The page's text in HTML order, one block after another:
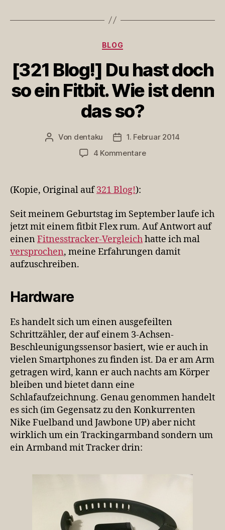
Kategorien
BLOG
[321 Blog!] Du hast doch
so ein Fitbit. Wie ist denn
das so?
Beitragsautor
Von dentaku Veröffentlichungsdatum
1. Februar 2014
4 Kommentarezu
doch
so
ein
Fitbit.
Wie
(Kopie, Original auf321 Blog!):
Seit meinem Geburtstag im September laufe ich
jetzt mit einem fitbit Flex rum. Auf Antwort auf
einen Fitnesstracker-Vergleichhatte ich mal
versprochen, meine Erfahrungen damit
aufzuschreiben.
Hardware
Es handelt sich um einen ausgefeilten
Schrittzähler, der auf einem 3-Achsen-
Beschleunigungssensor basiert, wie er auch in
vielen Smartphones zu finden ist. Da er am Arm
getragen wird, kann er auch nachts am Körper
bleiben und bietet dann eine
Schlafaufzeichnung. Genau genommen handelt
es sich (im Gegensatz zu den Konkurrenten
Nike Fuelband und Jawbone UP) aber nicht
wirklich um ein Trackingarmband sondern um
ein Armband mit Tracker drin: